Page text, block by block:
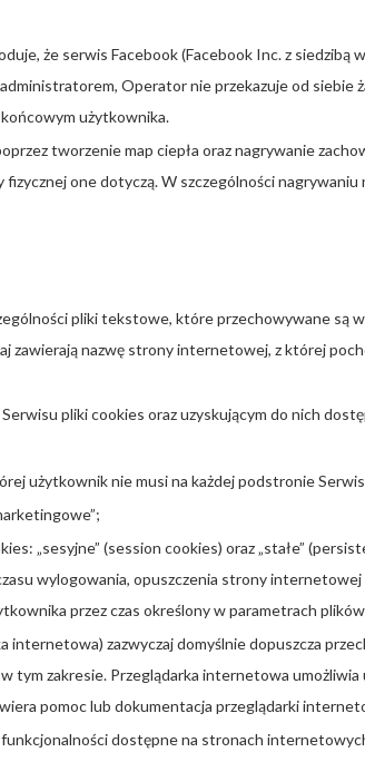
że serwis Facebook (Facebook Inc. z siedzibą
Operator nie przekazuje od
użytkownika.
tworzenie map ciepła oraz nagrywanie
one dotyczą. W szczególności
pliki tekstowe, które przechowywane są
nazwę strony internetowej, z której
pliki cookies oraz uzyskującym do nich
użytkownik nie musi na każdej podstronie
„sesyjne” (session cookies) oraz „stałe”
wylogowania, opuszczenia strony
przez czas określony w parametrach
zazwyczaj domyślnie dopuszcza
tym zakresie. Przeglądarka internetowa
pomoc lub dokumentacja przeglądarki
dostępne na stronach